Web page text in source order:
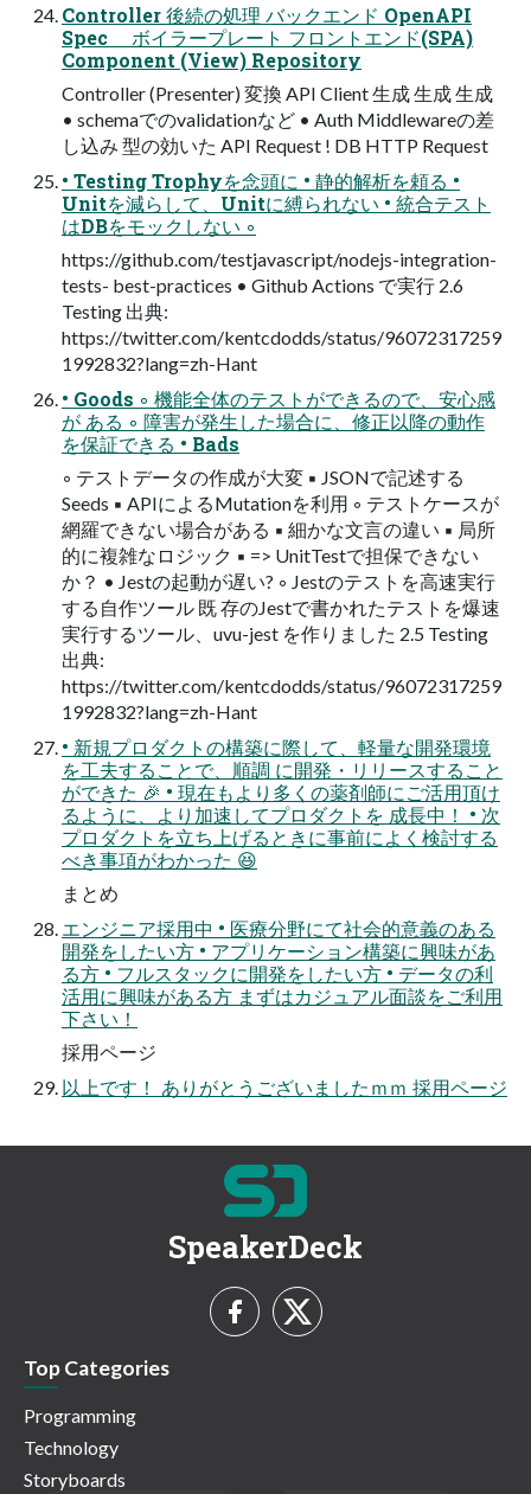
Controller 後続の処理 バックエンド OpenAPI
Spec ボイラープレート フロントエンド(SPA)
Component (View) Repository
Controller (Presenter) 変換 API Client 生成 生成 生成
• schemaでのvalidationなど • Auth Middlewareの差
し込み 型の効いた API Request ! DB HTTP Request
• Testing Trophyを念頭に • 静的解析を頼る •
Unitを減らして、Unitに縛られない • 統合テスト
はDBをモックしない ◦
https://github.com/testjavascript/nodejs-integration-
tests- best-practices • Github Actions で実行 2.6
Testing 出典:
https://twitter.com/kentcdodds/status/96072317259
1992832?lang=zh-Hant
• Goods ◦ 機能全体のテストができるので、安心感
が ある ◦ 障害が発生した場合に、修正以降の動作
を保証できる • Bads
◦ テストデータの作成が大変 ▪ JSONで記述する
Seeds ▪ APIによるMutationを利用 ◦ テストケースが
網羅できない場合がある ▪ 細かな文言の違い ▪ 局所
的に複雑なロジック ▪ => UnitTestで担保できない
か？ • Jestの起動が遅い? ◦ Jestのテストを高速実行
する自作ツール 既 存のJestで書かれたテストを爆速
実行するツール、uvu-jest を作りました 2.5 Testing
出典:
https://twitter.com/kentcdodds/status/96072317259
1992832?lang=zh-Hant
• 新規プロダクトの構築に際して、軽量な開発環境
を工夫することで、順調 に開発・リリースすること
ができた 🎉 • 現在もより多くの薬剤師にご活用頂け
るように、より加速してプロダクトを 成長中！ • 次
プロダクトを立ち上げるときに事前によく検討する
べき事項がわかった 😆
まとめ
エンジニア採用中 • 医療分野にて社会的意義のある
開発をしたい方 • アプリケーション構築に興味があ
る方 • フルスタックに開発をしたい方 • データの利
活用に興味がある方 まずはカジュアル面談をご利用
下さい！
採用ページ
以上です！ ありがとうございましたｍｍ 採用ページ
SpeakerDeck
Top Categories
Programming
Technology
Storyboards